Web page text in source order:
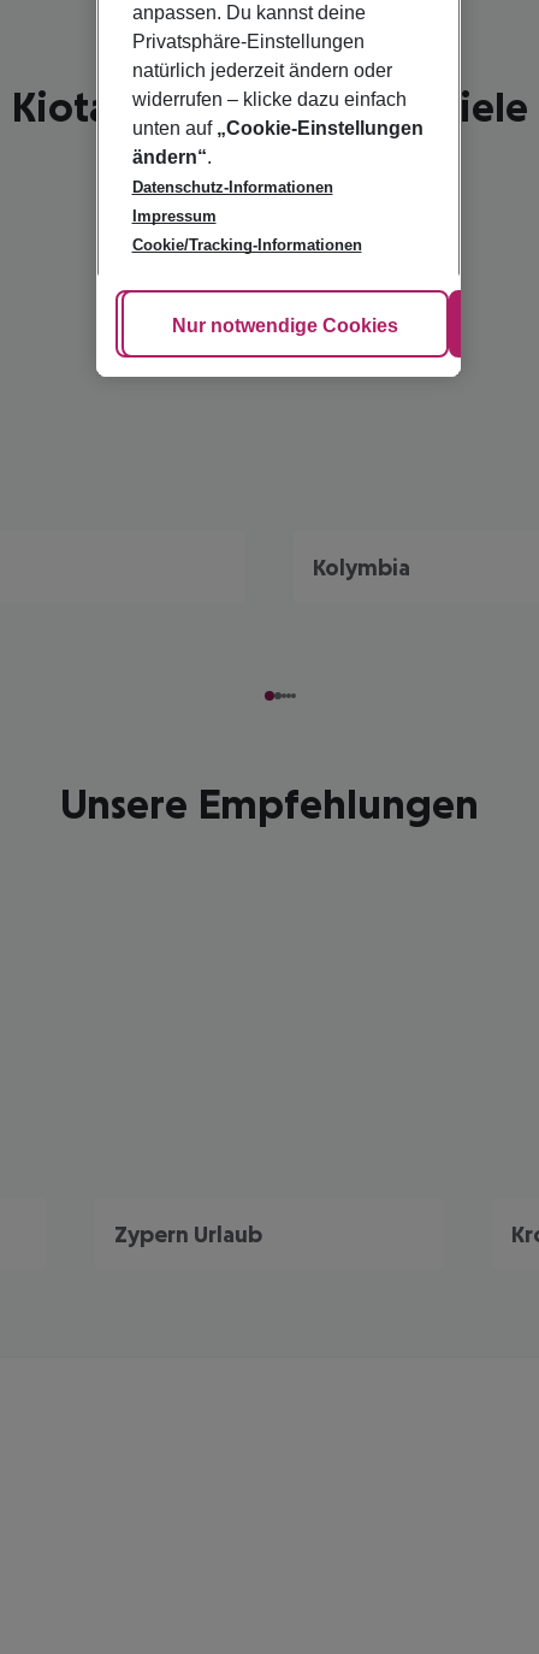
Kiotari - schönste Reiseziele
Kolymbia
Unsere Empfehlungen
Zypern Urlaub
anpassen. Du kannst deine
Privatsphäre-Einstellungen
natürlich jederzeit ändern oder
widerrufen – klicke dazu einfach
unten auf „Cookie-Einstellungen
ändern“.
Datenschutz-Informationen
Impressum
Cookie/Tracking-Informationen
Cookie anpassen
Nur notwendige Cookies